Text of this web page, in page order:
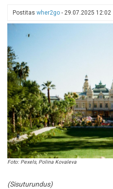
Tallinnast
Postitas wher2go - 29.07.2025 12:02
Foto: Pexels, Polina Kovaleva
(Sisuturundus)